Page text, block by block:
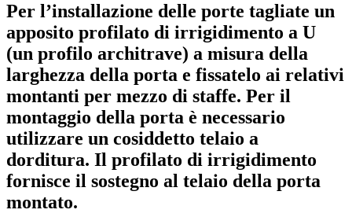
Per l’installazione delle porte tagliate un
apposito profilato di irrigidimento a U
(un profilo architrave) a misura della
larghezza della porta e fissatelo ai relativi
montanti per mezzo di staffe. Per il
montaggio della porta è necessario
utilizzare un cosiddetto telaio a
dorditura. Il profilato di irrigidimento
fornisce il sostegno al telaio della porta
montato.